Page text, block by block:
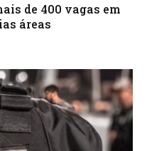
de 400 vagas em
áreas